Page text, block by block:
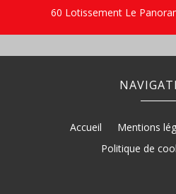
60 Lotissement Le
Accueil Mentions
Politique de